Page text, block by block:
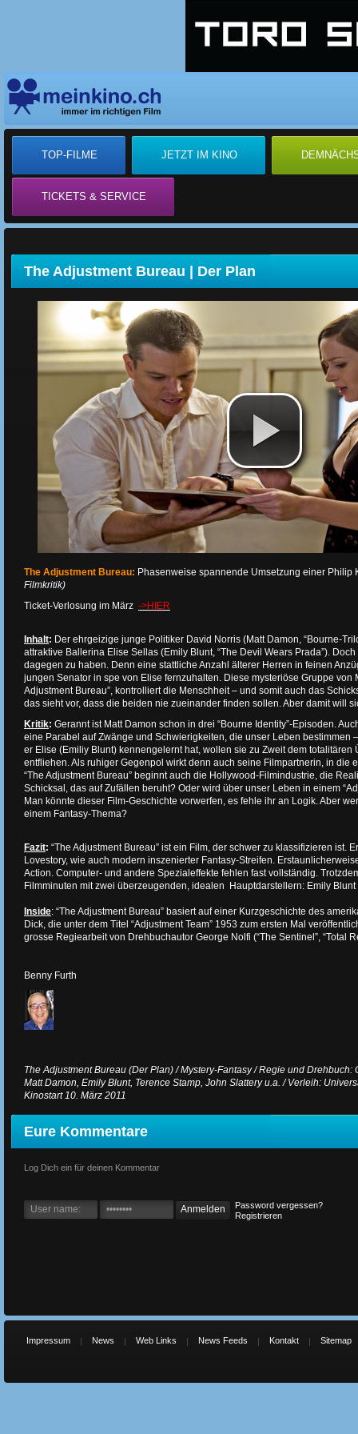
TOP-FILME JETZT IM KINO
TICKETS & SERVICE
The Adjustment Bureau | Der Plan
The Adjustment Bureau: Phasenweise spannende Umsetzung einer Philip
Filmkritik)
Ticket-Verlosung im März ->HIER
Inhalt: Der ehrgeizige junge Politiker David Norris (Matt Damon, “Bourne-
attraktive Ballerina Elise Sellas (Emily Blunt, “The Devil Wears Prada”).
dagegen zu haben. Denn eine stattliche Anzahl älterer Herren in feinen
jungen Senator in spe von Elise fernzuhalten. Diese mysteriöse Gruppe von
Adjustment Bureau”, kontrolliert die Menschheit – und somit auch das
das sieht vor, dass die beiden nie zueinander finden sollen. Aber damit will
Kritik: Gerannt ist Matt Damon schon in drei “Bourne Identity”-Episoden.
eine Parabel auf Zwänge und Schwierigkeiten, die unser Leben bestimmen
er Elise (Emiliy Blunt) kennengelernt hat, wollen sie zu Zweit dem totalitären
entfliehen. Als ruhiger Gegenpol wirkt denn auch seine Filmpartnerin, in die
“The Adjustment Bureau” beginnt auch die Hollywood-Filmindustrie, die
Schicksal, das auf Zufällen beruht? Oder wird über unser Leben in einem
Man könnte dieser Film-Geschichte vorwerfen, es fehle ihr an Logik. Aber
einem Fantasy-Thema?
Fazit: “The Adjustment Bureau” ist ein Film, der schwer zu klassifizieren ist.
Lovestory, wie auch modern inszenierter Fantasy-Streifen.
Action. Computer- und andere Spezialeffekte fehlen fast vollständig.
Filmminuten mit zwei überzeugenden, idealen Hauptdarstellern: Emily Blunt
Inside: “The Adjustment Bureau” basiert auf einer Kurzgeschichte des
Dick, die unter dem Titel “Adjustment Team” 1953 zum ersten Mal
grosse Regiearbeit von Drehbuchautor George Nolfi (“The Sentinel”, “Total
Benny Furth
The Adjustment Bureau (Der Plan) / Mystery-Fantasy / Regie und Drehbuch:
Matt Damon, Emily Blunt, Terence Stamp, John Slattery u.a. / Verleih:
Kinostart 10. März 2011
Eure Kommentare
Log Dich ein für deinen Kommentar
Password vergessen?
Registrieren
Impressum News Web Links News Feeds Kontakt Sitemap